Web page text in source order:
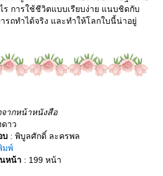
ร การใช้ชีวิตแบบเรียบง่าย แนบชิดกับ
ถทำได้จริง และทำให้โลกใบนี้น่าอยู่
จากหน้าหนังสือ
าว
บ : พิบูลศักดิ์ ละครพล
มพ์
หน้า : 199 หน้า